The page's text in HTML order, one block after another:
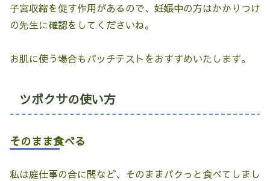
子宮収縮を促す作用があるので、妊娠中の方はかかりつけ
の先生に確認をしてくださいね。
お肌に使う場合もパッチテストをおすすめいたします。
ツボクサの使い方
そのまま食べる
私は庭仕事の合に間など、そのままパクっと食べてしまし